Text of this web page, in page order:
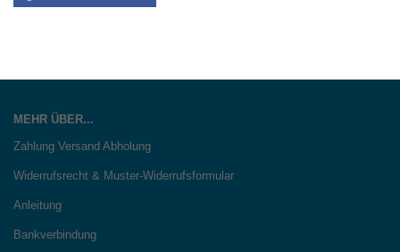
MEHR ÜBER...
Zahlung Versand Abholung
Widerrufsrecht & Muster-Widerrufsformular
Anleitung
Bankverbindung